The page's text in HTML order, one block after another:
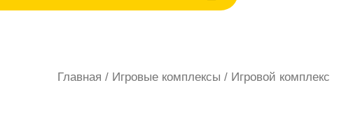
Главная / Игровые комплексы / Игровой комплекс